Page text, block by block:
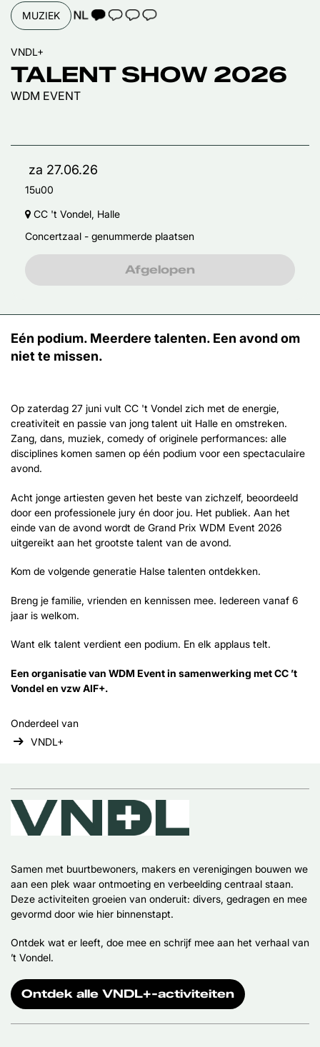
MUZIEK TAALICOON 1
TALENT SHOW 2026
WDM EVENT
VNDL+
za 27.06.26
15u00
CC 't Vondel, Halle
Concertzaal - genummerde plaatsen
Afgelopen
Eén podium. Meerdere talenten. Een avond om
niet te missen.
Op zaterdag 27 juni vult CC 't Vondel zich met de energie,
creativiteit en passie van jong talent uit Halle en omstreken.
Zang, dans, muziek, comedy of originele performances: alle
disciplines komen samen op één podium voor een spectaculaire
avond.
Acht jonge artiesten geven het beste van zichzelf, beoordeeld
door een professionele jury én door jou. Het publiek. Aan het
einde van de avond wordt de Grand Prix WDM Event 2026
uitgereikt aan het grootste talent van de avond.
Kom de volgende generatie Halse talenten ontdekken.
Breng je familie, vrienden en kennissen mee. Iedereen vanaf 6
jaar is welkom.
Want elk talent verdient een podium. En elk applaus telt.
Een organisatie van WDM Event in samenwerking met CC ’t
Vondel en vzw AIF+.
Onderdeel van
VNDL+
Samen met buurtbewoners, makers en verenigingen bouwen we
aan een plek waar ontmoeting en verbeelding centraal staan.
Deze activiteiten groeien van onderuit: divers, gedragen en mee
gevormd door wie hier binnenstapt.
Ontdek wat er leeft, doe mee en schrijf mee aan het verhaal van
’t Vondel.
Ontdek alle VNDL+-activiteiten